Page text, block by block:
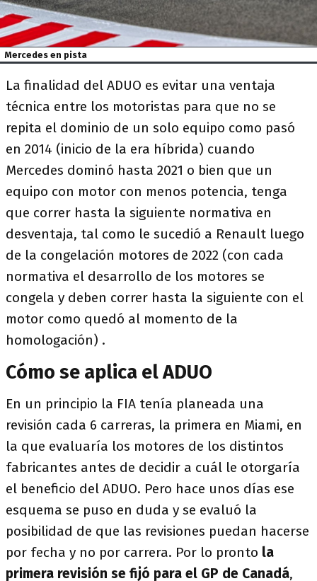
Mercedes en pista
La finalidad del ADUO es evitar una ventaja
técnica entre los motoristas para que no se
repita el dominio de un solo equipo como pasó
en 2014 (inicio de la era híbrida) cuando
Mercedes dominó hasta 2021 o bien que un
equipo con motor con menos potencia, tenga
que correr hasta la siguiente normativa en
desventaja, tal como le sucedió a Renault luego
de la congelación motores de 2022 (con cada
normativa el desarrollo de los motores se
congela y deben correr hasta la siguiente con el
motor como quedó al momento de la
homologación) .
Cómo se aplica el ADUO
En un principio la FIA tenía planeada una
revisión cada 6 carreras, la primera en Miami, en
la que evaluaría los motores de los distintos
fabricantes antes de decidir a cuál le otorgaría
el beneficio del ADUO. Pero hace unos días ese
esquema se puso en duda y se evaluó la
posibilidad de que las revisiones puedan hacerse
por fecha y no por carrera. Por lo pronto la
primera revisión se fijó para el GP de Canadá,